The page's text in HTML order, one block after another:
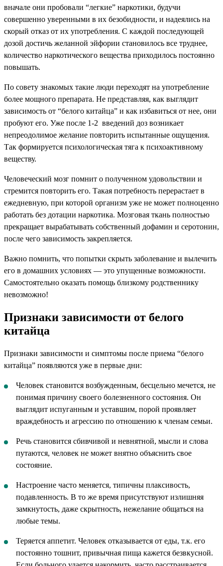
вначале они пробовали “легкие” наркотики, будучи
совершенно уверенными в их безобидности, и надеялись на
скорый отказ от их употребления. С каждой последующей
дозой достичь желанной эйфории становилось все труднее,
количество наркотического вещества приходилось постоянно
повышать.
По совету знакомых такие люди переходят на употребление
более мощного препарата. Не представляя, как выглядит
зависимость от “белого китайца” и как избавиться от нее, они
пробуют его. Уже после 1-2 введений доз возникает
непреодолимое желание повторить испытанные ощущения.
Так формируется психологическая тяга к психоактивному
веществу.
Человеческий мозг помнит о полученном удовольствии и
стремится повторить его. Такая потребность перерастает в
ежедневную, при которой организм уже не может полноценно
работать без дотации наркотика. Мозговая ткань полностью
прекращает вырабатывать собственный дофамин и серотонин,
после чего зависимость закрепляется.
Важно помнить, что попытки скрыть заболевание и вылечить
его в домашних условиях — это упущенные возможности.
Самостоятельно оказать помощь близкому родственнику
невозможно!
Признаки зависимости от белого
китайца
Признаки зависимости и симптомы после приема “белого
китайца” появляются уже в первые дни:
Человек становится возбужденным, бесцельно мечется, не
понимая причину своего болезненного состояния. Он
выглядит испуганным и уставшим, порой проявляет
враждебность и агрессию по отношению к членам семьи.
Речь становится сбивчивой и невнятной, мысли и слова
путаются, человек не может внятно объяснить свое
состояние.
Настроение часто меняется, типичны плаксивость,
подавленность. В то же время присутствуют излишняя
замкнутость, даже скрытность, нежелание общаться на
любые темы.
Теряется аппетит. Человек отказывается от еды, т.к. его
постоянно тошнит, привычная пища кажется безвкусной.